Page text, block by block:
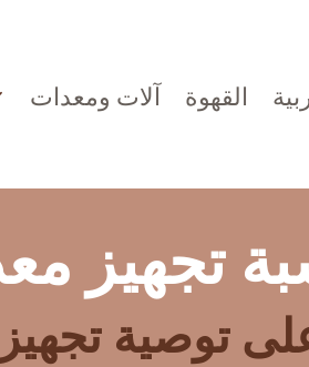
القهوة آلات ومعدات
تجهيز
تجهيز